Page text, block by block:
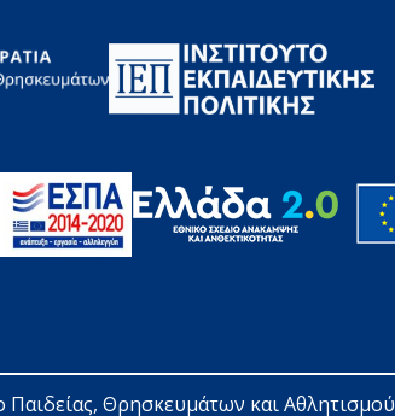
Παιδείας, Θρησκευμάτων και Αθλητισμού